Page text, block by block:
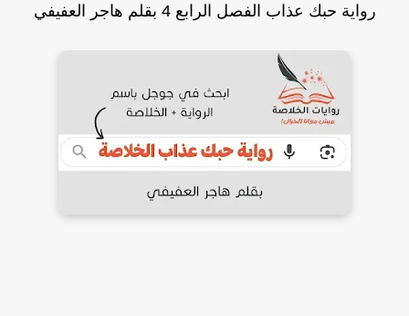
رواية حبك عذاب الفصل الرابع 4 بقلم هاجر العفيفي